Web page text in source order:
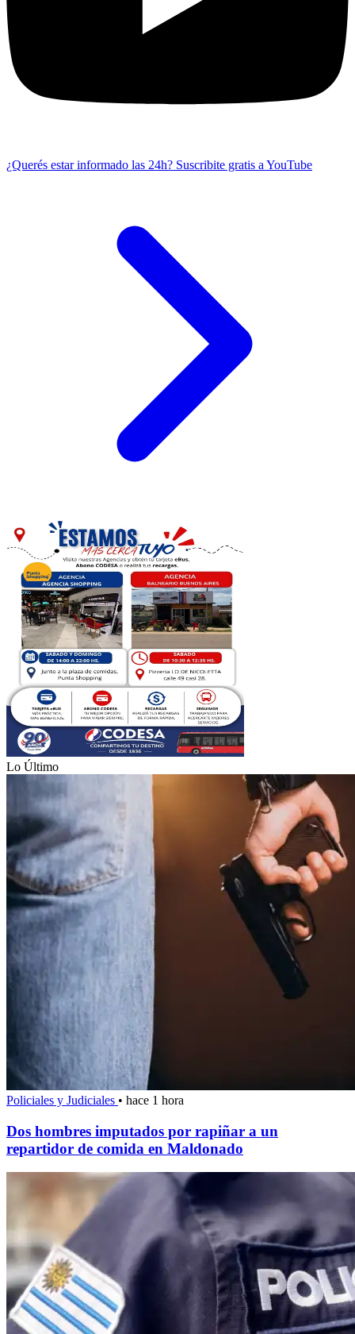
¿Querés estar informado las 24h? Suscribite gratis a YouTube
Lo Último
Policiales y Judiciales • hace 1 hora
Dos hombres imputados por rapiñar a un
repartidor de comida en Maldonado